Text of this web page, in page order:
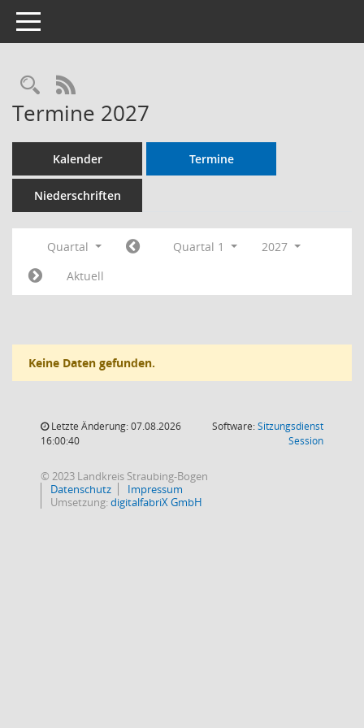
Toggle navigation
RSS-Feed
Termine 2027
Kalender Termine
Niederschriften
Quartal Quartal 1
2027
Aktuell
Keine Daten gefunden.
Letzte Änderung: 07.08.2026
16:00:40
Software:Sitzungsdienst
Session(Wird in
© 2023 Landkreis Straubing-Bogen
Datenschutz
Impressum
Umsetzung:digitalfabriX GmbH